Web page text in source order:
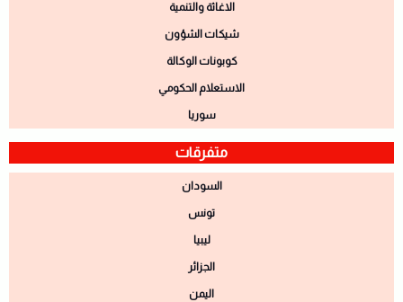
الاغاثة والتنمية
شيكات الشؤون
كوبونات الوكالة
الاستعلام الحكومي
سوريا
متفرقات
السودان
تونس
ليبيا
الجزائر
اليمن